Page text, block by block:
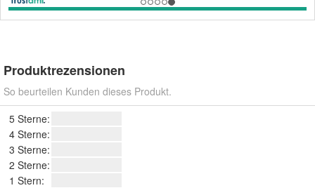
Produktrezensionen
So beurteilen Kunden dieses Produkt.
5 Sterne:
4 Sterne:
3 Sterne:
2 Sterne:
1 Stern: